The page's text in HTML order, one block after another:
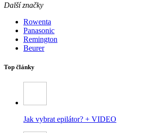
Další značky
Rowenta
Panasonic
Remington
Beurer
Top články
Jak vybrat epilátor? + VIDEO